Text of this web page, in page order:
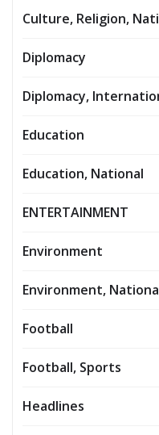
Culture, Religion,
Diplomacy
Diplomacy,
Education
Education, National
ENTERTAINMENT
Environment
Environment,
Football
Football, Sports
Headlines